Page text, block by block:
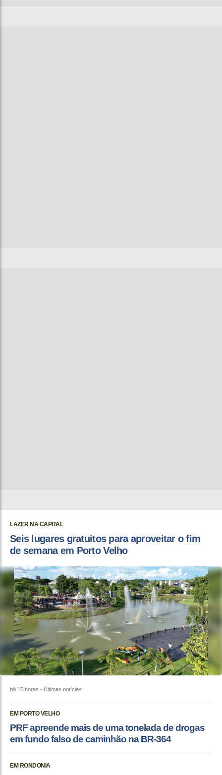
LAZER NA CAPITAL
Seis lugares gratuitos para aproveitar o fim
de semana em Porto Velho
há 15 horas - Últimas notícias
EM PORTO VELHO
PRF apreende mais de uma tonelada de drogas
em fundo falso de caminhão na BR-364
EM RONDONIA